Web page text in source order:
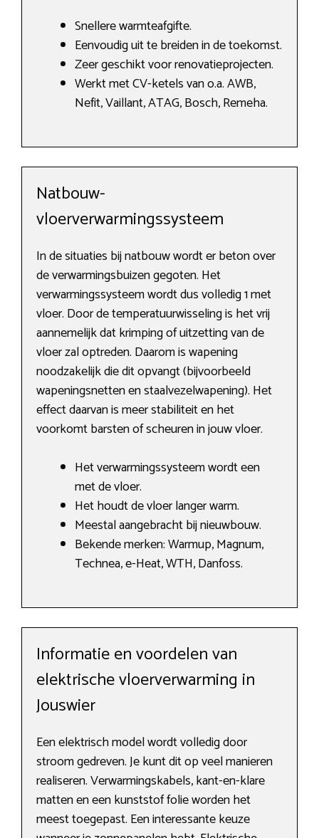
Snellere warmteafgifte.
Eenvoudig uit te breiden in de toekomst.
Zeer geschikt voor renovatieprojecten.
Werkt met CV-ketels van o.a. AWB,
Nefit, Vaillant, ATAG, Bosch, Remeha.
Natbouw-
vloerverwarmingssysteem
In de situaties bij natbouw wordt er beton over
de verwarmingsbuizen gegoten. Het
verwarmingssysteem wordt dus volledig 1 met
vloer. Door de temperatuurwisseling is het vrij
aannemelijk dat krimping of uitzetting van de
vloer zal optreden. Daarom is wapening
noodzakelijk die dit opvangt (bijvoorbeeld
wapeningsnetten en staalvezelwapening). Het
effect daarvan is meer stabiliteit en het
voorkomt barsten of scheuren in jouw vloer.
Het verwarmingssysteem wordt een
met de vloer.
Het houdt de vloer langer warm.
Meestal aangebracht bij nieuwbouw.
Bekende merken: Warmup, Magnum,
Technea, e-Heat, WTH, Danfoss.
Informatie en voordelen van
elektrische vloerverwarming in
Jouswier
Een elektrisch model wordt volledig door
stroom gedreven. Je kunt dit op veel manieren
realiseren. Verwarmingskabels, kant-en-klare
matten en een kunststof folie worden het
meest toegepast. Een interessante keuze